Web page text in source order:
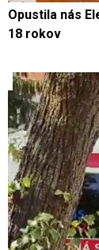
Opustila nás
18 rokov